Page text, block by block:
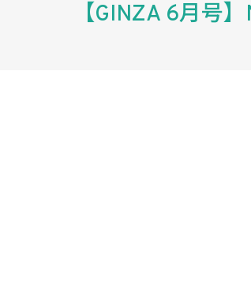
【GINZA 6月号